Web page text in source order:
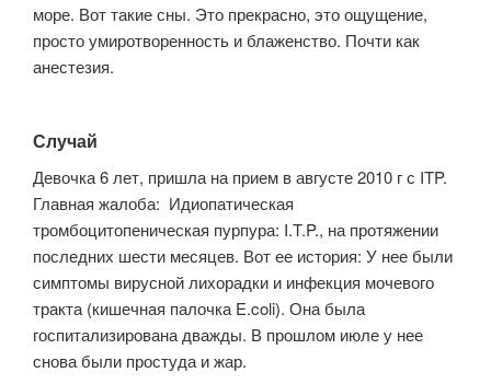
море. Вот такие сны. Это прекрасно, это ощущение,
просто умиротворенность и блаженство. Почти как
анестезия.
Случай
Девочка 6 лет, пришла на прием в августе 2010 г с ITP.
Главная жалоба: Идиопатическая
тромбоцитопеническая пурпура: I.T.P., на протяжении
последних шести месяцев. Вот ее история: У нее были
симптомы вирусной лихорадки и инфекция мочевого
тракта (кишечная палочка E.coli). Она была
госпитализирована дважды. В прошлом июле у нее
снова были простуда и жар.